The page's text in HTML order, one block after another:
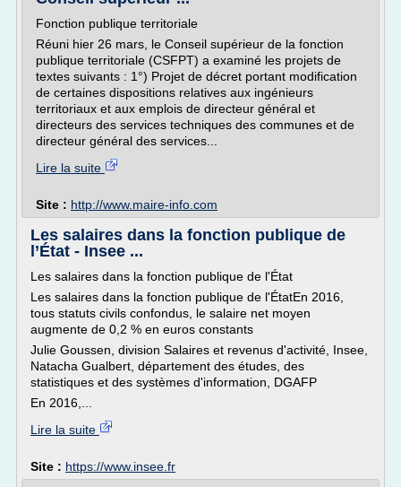
Fonction publique territoriale
Réuni hier 26 mars, le Conseil supérieur de la fonction
publique territoriale (CSFPT) a examiné les projets de
textes suivants : 1°) Projet de décret portant modification
de certaines dispositions relatives aux ingénieurs
territoriaux et aux emplois de directeur général et
directeurs des services techniques des communes et de
directeur général des services...
Lire la suite
Site : http://www.maire-info.com
Les salaires dans la fonction publique de
l’État - Insee ...
Les salaires dans la fonction publique de l'État
Les salaires dans la fonction publique de l'ÉtatEn 2016,
tous statuts civils confondus, le salaire net moyen
augmente de 0,2 % en euros constants
Julie Goussen, division Salaires et revenus d'activité, Insee,
Natacha Gualbert, département des études, des
statistiques et des systèmes d'information, DGAFP
En 2016,...
Lire la suite
Site : https://www.insee.fr